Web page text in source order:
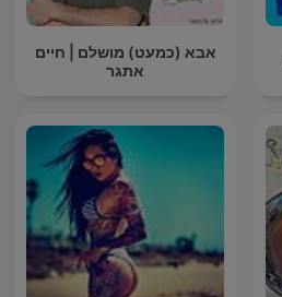
אבא (כמעט) מושלם | חיים
אתגר